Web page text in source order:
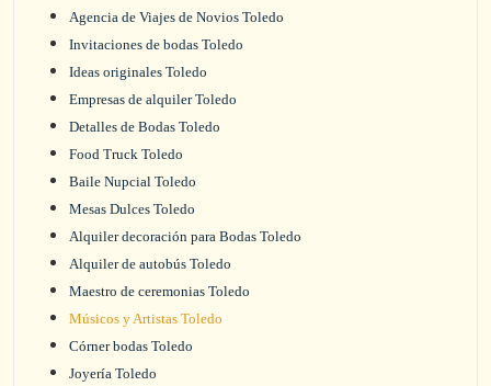
Agencia de Viajes de Novios Toledo
Invitaciones de bodas Toledo
Ideas originales Toledo
Empresas de alquiler Toledo
Detalles de Bodas Toledo
Food Truck Toledo
Baile Nupcial Toledo
Mesas Dulces Toledo
Alquiler decoración para Bodas Toledo
Alquiler de autobús Toledo
Maestro de ceremonias Toledo
Músicos y Artistas Toledo
Córner bodas Toledo
Joyería Toledo